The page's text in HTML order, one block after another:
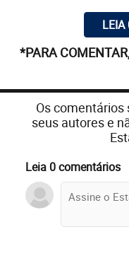
LEIA
*PARA
Os comentários
seus autores e
Leia 0 comentários